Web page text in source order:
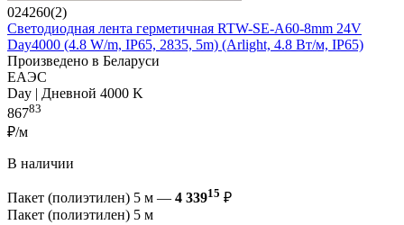
024260(2)
Светодиодная лента герметичная RTW-SE-A60-8mm 24V
Day4000 (4.8 W/m, IP65, 2835, 5m) (Arlight, 4.8 Вт/м, IP65)
Произведено в Беларуси
ЕАЭС
Day | Дневной 4000 K
86783
₽/м
В наличии
Пакет (полиэтилен) 5 м — 4 33915 ₽
Пакет (полиэтилен) 5 м